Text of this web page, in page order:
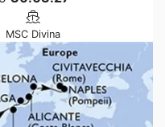
MSC Divina